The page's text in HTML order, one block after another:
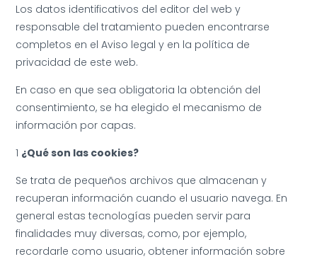
Los datos identificativos del editor del web y
responsable del tratamiento pueden encontrarse
completos en el Aviso legal y en la política de
privacidad de este web.
En caso en que sea obligatoria la obtención del
consentimiento, se ha elegido el mecanismo de
información por capas.
1 ¿Qué son las cookies?
Se trata de pequeños archivos que almacenan y
recuperan información cuando el usuario navega. En
general estas tecnologías pueden servir para
finalidades muy diversas, como, por ejemplo,
recordarle como usuario, obtener información sobre